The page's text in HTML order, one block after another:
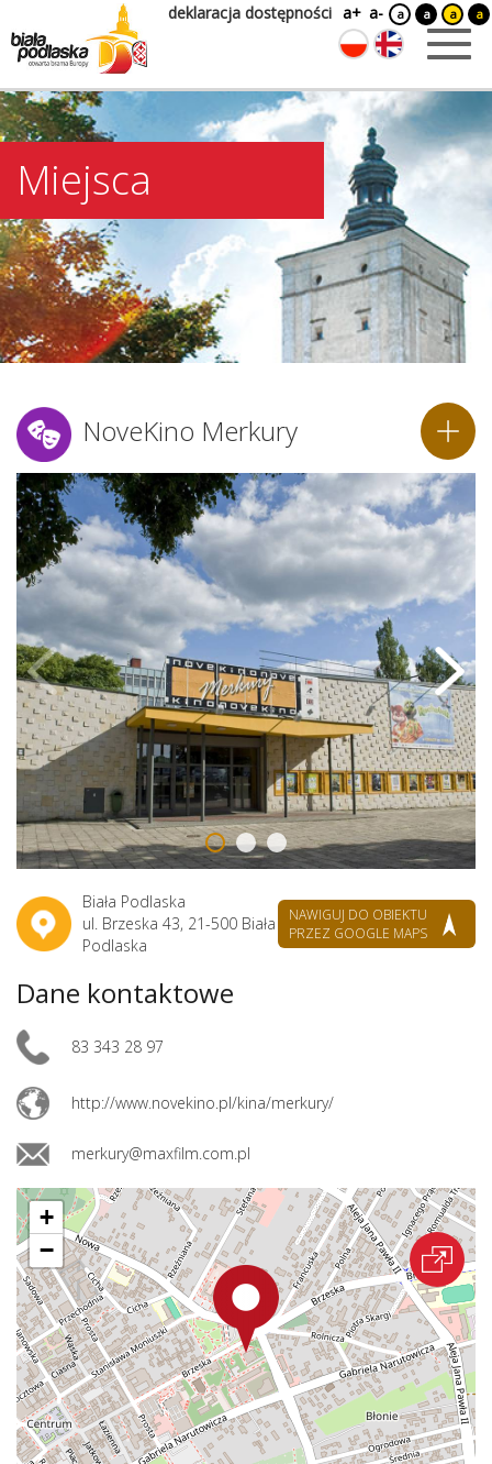
deklaracja dostępności a+ a- a a a a
Miejsca
NoveKino Merkury
Biała Podlaska
ul. Brzeska 43, 21-500 Biała
Podlaska
NAWIGUJ DO OBIEKTU
PRZEZ GOOGLE MAPS
Dane kontaktowe
83 343 28 97
http://www.novekino.pl/kina/merkury/
merkury@maxfilm.com.pl
+
−